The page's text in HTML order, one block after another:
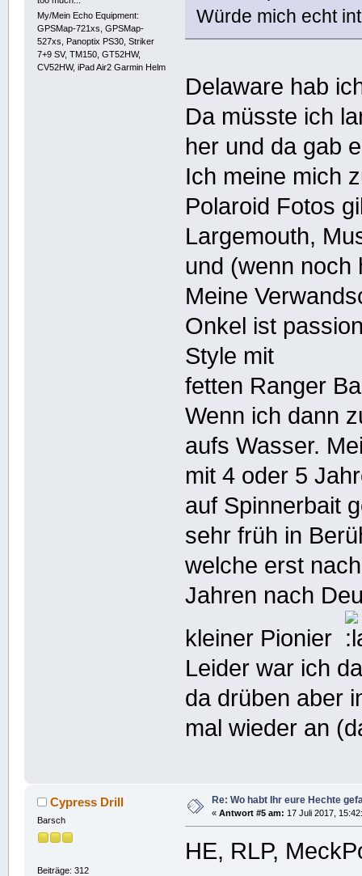
My/Mein Echo Equipment:
GPSMap-721xs, GPSMap-
527xs, Panoptix PS30, Striker
7+9 SV, TM150, GT52HW,
CV52HW, iPad Air2 Garmin Helm
Würde mich echt
Delaware hab
Da müsste ich
her und da gab
Ich meine mich
Polaroid Fotos
Largemouth,
und (wenn noch
Meine
Onkel ist
Style mit
fetten Ranger
Wenn ich dann
aufs Wasser.
mit 4 oder 5
auf Spinnerbait
sehr früh in
welche erst
Jahren nach
kleiner Pionier
Leider war ich
da drüben aber
mal wieder an
Cypress Drill
Barsch
Beiträge: 312
Re: Wo habt Ihr eure Hechte
« Antwort #5 am: 17 Juli 2017,
HE, RLP,